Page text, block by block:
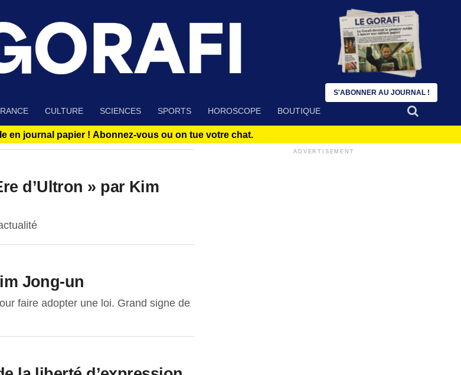
CULTURE SCIENCES SPORTS HOROSCOPE BOUTIQUE
en journal papier ! Abonnez-vous ou on tue votre chat.
d’Ultron » par Kim
Jong-un
faire adopter une loi. Grand signe de
ADVERTISEMENT
S'ABONNER AU JOURNAL !